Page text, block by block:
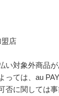
盟店
い対象外商品
っては、au
否に関しては